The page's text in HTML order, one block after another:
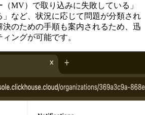
MV）で取り込みに失敗している」
」など、状況に応じて問題が分類され
決のための手順も案内されるため、迅
ングが可能です。